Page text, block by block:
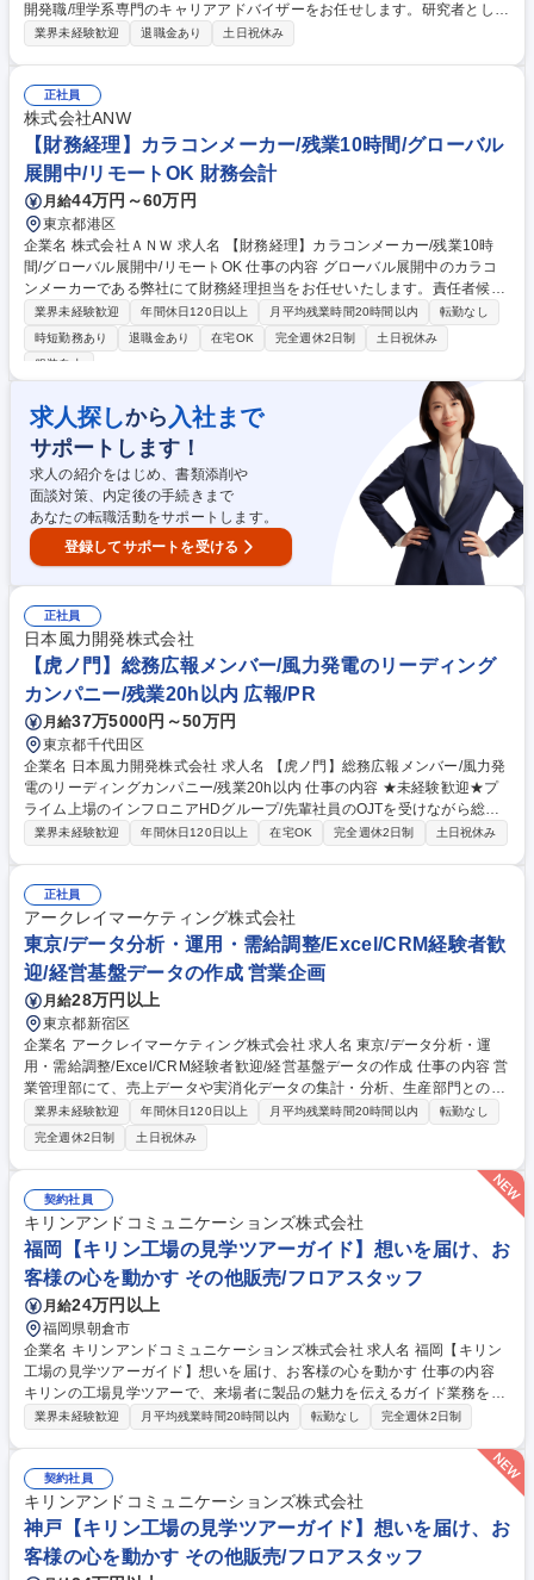
開発職/理学系専門のキャリアアドバイザーをお任せします。研究者として
活躍されている方々のライフステージ、キャリアアップなど様々な悩みの
まで)■求職者獲得のためのスカウト活動(3～4媒体のデータベースでのテ
キストメールを利用)■既存施設からの求人獲得■自社ＨＰ施策への参画■登
録求職者へのフォロー連絡)※求職者との面談は基本電話対応■選考のフォ
ロー対応（選考調整対応、履歴書の添削など)■既存施設からの求人獲得(慣
れてきたら、施設の担当ももつ） 募集職種 東京【キャリアアドバイザ
ー】未経験者歓迎/理系知識不問/土日祝休み/在宅可
業界未経験歓迎 退職金あり 土日祝休み
正社員
株式会社ANW
【財務経理】カラコンメーカー/残業10時間/グローバル
展開中/リモートOK 財務会計
月給44万円～60万円
東京都港区
企業名 株式会社ＡＮＷ 求人名 【財務経理】カラコンメーカー/残業10時
間/グローバル展開中/リモートOK 仕事の内容 グローバル展開中のカラコ
ンメーカーである弊社にて財務経理担当をお任せいたします。責任者候補
として財務経理部門を牽引していただき、体制を整えていただくことを期
待しております。 【業務内容】■月次～年次決算統括や連結決算（顧問税
理士との連携） ■財務諸表・経営数値の分析・報告 ■銀行対応・資金繰り
社（韓国等）の会計・税務関連管理 ■M&Aに関する財務資料確認 ■代表レ
ポート ■経理業務フローの見直し・改善提案 ■マネジメント・育成 【社
風】一緒にランチに行くなどコミュニケーションが取りやすい環境 募集職
種 【財務経理】カラコンメーカー/残業10時間/グローバル展開中/リモート
OK
業界未経験歓迎 年間休日120日以上 月平均残業時間20時間以内
転勤なし
時短勤務あり
退職金あり 在宅OK 完全週休2日制
土日祝休み
服装自由
求人探しから 入社まで
サポートします！
求人の紹介をはじめ、書類添削や
面談対策、内定後の手続きまで
あなたの転職活動をサポートします。
登録してサポートを受ける
正社員
日本風力開発株式会社
【虎ノ門】総務広報メンバー/風力発電のリーディング
カンパニー/残業20h以内 広報/PR
月給37万5000円～50万円
東京都千代田区
企業名 日本風力開発株式会社 求人名 【虎ノ門】総務広報メンバー/風力発
電のリーディングカンパニー/残業20h以内 仕事の内容 ★未経験歓迎★プ
ライム上場のインフロニアHDグループ/先輩社員のOJTを受けながら総務
広報担当として業務を覚えていただき、徐々に業務の幅を広げていただき
営 ■経営メッセージの浸透施策 ■親会社(東証プライム上場)の基準に則っ
た正確な社外広報(危機管理広報含む) ■Webサイトの企画運営を通じたブ
ランド発信 ■社内オペレーションおよび総務関連業務(文書管理・契約管
理・庶務対応 等) 募集職種 【虎ノ門】総務広報メンバー/風力発電のリー
ディングカンパニー/残業20h以内
業界未経験歓迎 年間休日120日以上 在宅OK 完全週休2日制 土日祝休み
正社員
アークレイマーケティング株式会社
東京/データ分析・運用・需給調整/Excel/CRM経験者歓
迎/経営基盤データの作成 営業企画
月給28万円以上
東京都新宿区
企業名 アークレイマーケティング株式会社 求人名 東京/データ分析・運
用・需給調整/Excel/CRM経験者歓迎/経営基盤データの作成 仕事の内容 営
業管理部にて、売上データや実消化データの集計・分析、生産部門との販
売計画作成・生産交渉、代理店対応の取りまとめなどを担当。データのプ
ラットフォーム構築からゼロベースで始め、経営層や営業現場が必要と
【具体的には】■データ集計（売上データ、実消化データ、社内評価向け
のデータ作成）※新たなプラットフォーム作りから開始■生産部門との販
売計画の作成、生産交渉■代理店対応の社内取りまとめ及び管理■取引条件
および業許可証の管理■品目マスタの管理および整備 募集職種 東京/デー
タ分析・運用・需給調整/Excel/CRM経験者歓迎/経営基盤データの作成
業界未経験歓迎 年間休日120日以上 月平均残業時間20時間以内
転勤なし
完全週休2日制
土日祝休み
契約社員
キリンアンドコミュニケーションズ株式会社
福岡【キリン工場の見学ツアーガイド】想いを届け、お
客様の心を動かす その他販売/フロアスタッフ
月給24万円以上
福岡県朝倉市
企業名 キリンアンドコミュニケーションズ株式会社 求人名 福岡【キリン
工場の見学ツアーガイド】想いを届け、お客様の心を動かす 仕事の内容
キリンの工場見学ツアーで、来場者に製品の魅力を伝えるガイド業務をお
任せします。ツアーは約80分。製品の素材や製造工程、企業のこだわり
なく、自分の言葉で伝える「対話型」スタイルが特徴で、来場者とのコミ
ュニケーションを通じて記憶に残る体験を提供します。 ★客層(家族連れ/
学生/ご年配の方など)や天候に応じて内容を柔軟に調整★「楽しかった」
「また来たい」といった声が直接届く、やりがいのある仕事です◎伝える
力・接客力を磨きながら、キリンブランドの魅力を広める“企業の顔”とし
て活躍できます◎ 募集職種 福岡【キリン工場の見学ツアーガイド】想い
業界未経験歓迎 月平均残業時間20時間以内 転勤なし 完全週休2日制
契約社員
キリンアンドコミュニケーションズ株式会社
神戸【キリン工場の見学ツアーガイド】想いを届け、お
客様の心を動かす その他販売/フロアスタッフ